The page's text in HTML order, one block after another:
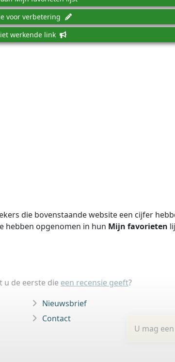
voor verbetering
werkende link
die bovenstaande website een cijfer
hebben opgenomen in hun Mijn favorieten
u de eerste die een recensie geeft?
U mag
Nieuwsbrief
Contact